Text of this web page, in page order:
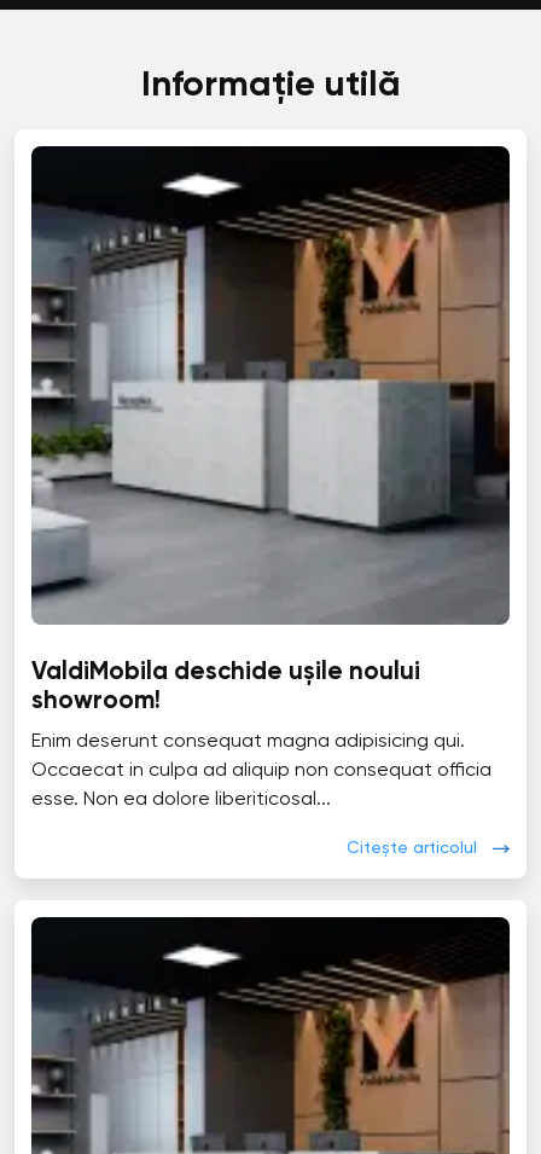
Informație utilă
ValdiMobila deschide ușile noului
showroom!
Enim deserunt consequat magna adipisicing qui.
Occaecat in culpa ad aliquip non consequat officia
esse. Non ea dolore liberiticosal...
Citește articolul